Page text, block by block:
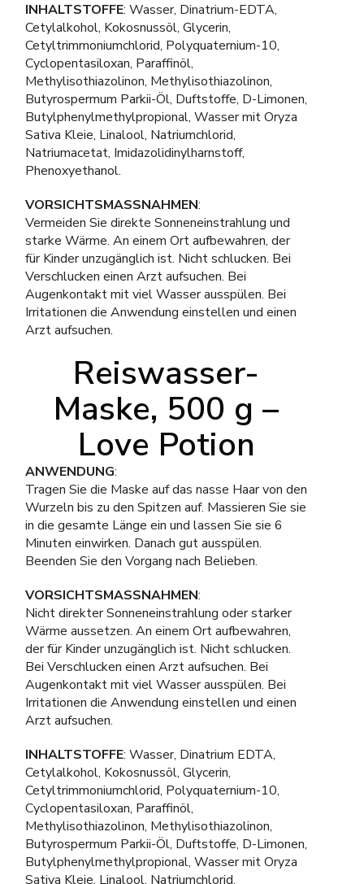
INHALTSTOFFE: Wasser, Dinatrium-EDTA,
Cetylalkohol, Kokosnussöl, Glycerin,
Cetyltrimmoniumchlorid, Polyquaternium-10,
Cyclopentasiloxan, Paraffinöl,
Methylisothiazolinon, Methylisothiazolinon,
Butyrospermum Parkii-Öl, Duftstoffe, D-Limonen,
Butylphenylmethylpropional, Wasser mit Oryza
Sativa Kleie, Linalool, Natriumchlorid,
Natriumacetat, Imidazolidinylharnstoff,
Phenoxyethanol.
VORSICHTSMASSNAHMEN:
Vermeiden Sie direkte Sonneneinstrahlung und
starke Wärme. An einem Ort aufbewahren, der
für Kinder unzugänglich ist. Nicht schlucken. Bei
Verschlucken einen Arzt aufsuchen. Bei
Augenkontakt mit viel Wasser ausspülen. Bei
Irritationen die Anwendung einstellen und einen
Arzt aufsuchen.
Reiswasser-
Maske, 500 g –
Love Potion
ANWENDUNG:
Tragen Sie die Maske auf das nasse Haar von den
Wurzeln bis zu den Spitzen auf. Massieren Sie sie
in die gesamte Länge ein und lassen Sie sie 6
Minuten einwirken. Danach gut ausspülen.
Beenden Sie den Vorgang nach Belieben.
VORSICHTSMASSNAHMEN:
Nicht direkter Sonneneinstrahlung oder starker
Wärme aussetzen. An einem Ort aufbewahren,
der für Kinder unzugänglich ist. Nicht schlucken.
Bei Verschlucken einen Arzt aufsuchen. Bei
Augenkontakt mit viel Wasser ausspülen. Bei
Irritationen die Anwendung einstellen und einen
Arzt aufsuchen.
INHALTSTOFFE: Wasser, Dinatrium EDTA,
Cetylalkohol, Kokosnussöl, Glycerin,
Cetyltrimmoniumchlorid, Polyquaternium-10,
Cyclopentasiloxan, Paraffinöl,
Methylisothiazolinon, Methylisothiazolinon,
Butyrospermum Parkii-Öl, Duftstoffe, D-Limonen,
Butylphenylmethylpropional, Wasser mit Oryza
Sativa Kleie, Linalool, Natriumchlorid,